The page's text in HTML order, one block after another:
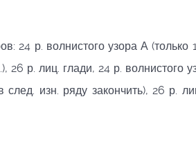
24 р. волнистого узора А
26 р. лиц. глади, 24 р. волнистого
изн. ряду закончить), 26 р.